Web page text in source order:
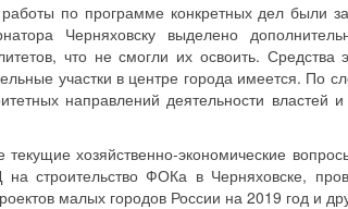
по программе конкретных дел были
Черняховску выделено
что не смогли их освоить. Средства
участки в центре города имеется. По
направлений деятельности властей
хозяйственно-экономические
строительство ФОКа в Черняховске,
малых городов России на 2019 год и